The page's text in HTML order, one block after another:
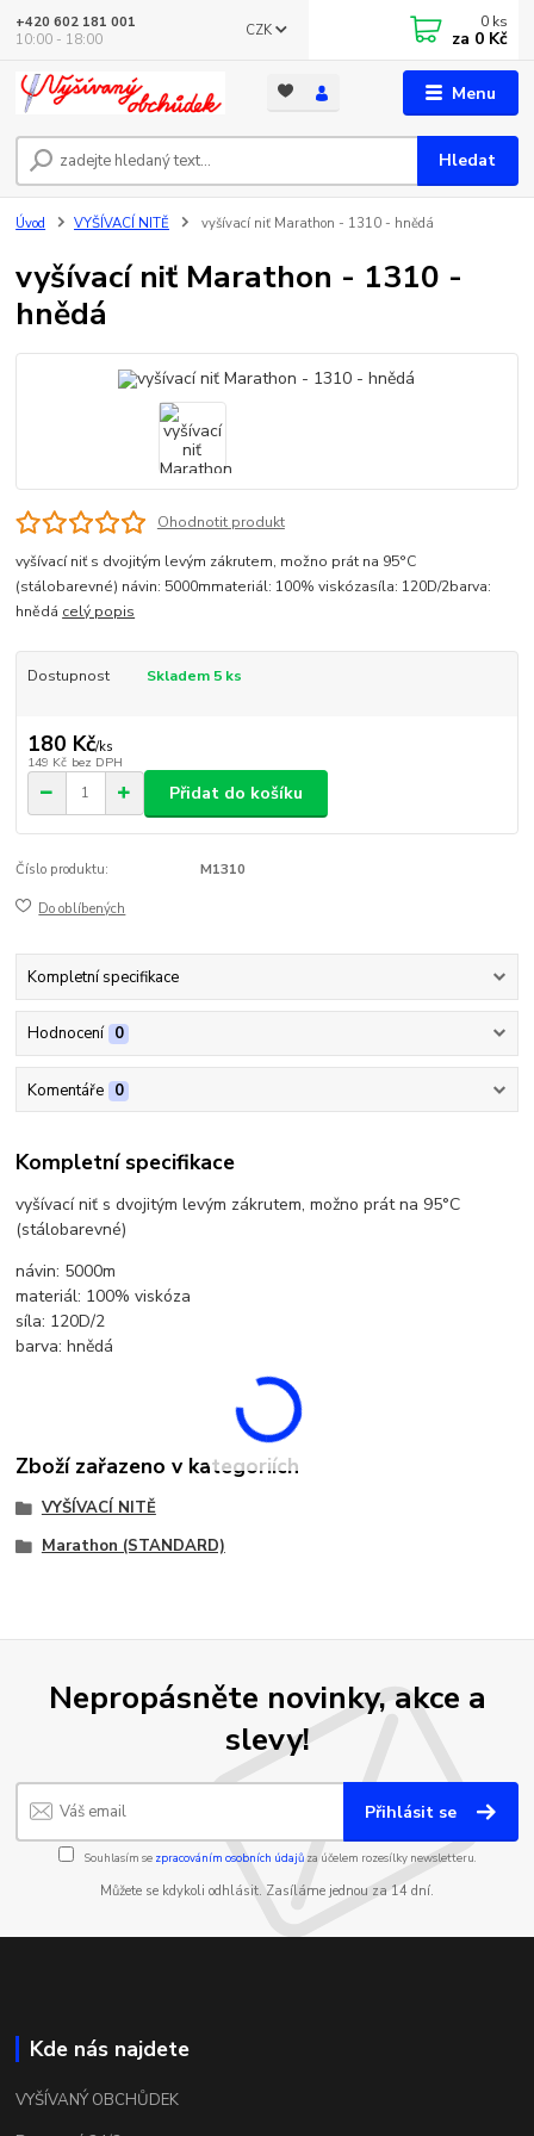
Menu
CZK
Hledat
+420 602 181 001
10:00 - 18:00
0 ks
za 0 Kč
Úvod VYŠÍVACÍ NITĚ vyšívací niť Marathon - 1310 - hnědá
vyšívací niť Marathon - 1310 -
hnědá
Ohodnotit produkt
vyšívací niť s dvojitým levým zákrutem, možno prát na 95°C
(stálobarevné) návin: 5000mmateriál: 100% viskózasíla: 120D/2barva:
hnědá celý popis
Dostupnost Skladem 5 ks
180 Kč/ks
149 Kč bez DPH
Přidat do košíku
Číslo produktu: M1310
Do oblíbených
Kompletní specifikace
Hodnocení 0
Komentáře 0
Kompletní specifikace
vyšívací niť s dvojitým levým zákrutem, možno prát na 95°C
(stálobarevné)
návin: 5000m
materiál: 100% viskóza
síla: 120D/2
barva: hnědá
Zboží zařazeno v kategoriích
VYŠÍVACÍ NITĚ
Marathon (STANDARD)
Nepropásněte novinky, akce a
slevy!
Přihlásit se
Souhlasím se zpracováním osobních údajůza účelem rozesílky newsletteru.
Můžete se kdykoli odhlásit. Zasíláme jednou za 14 dní.
Kde nás najdete
VYŠÍVANÝ OBCHŮDEK